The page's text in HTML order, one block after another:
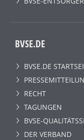
BVSE.DE
BVSE.DE
RECHT
TAGUNGEN
BVSE-
DER VERBAND